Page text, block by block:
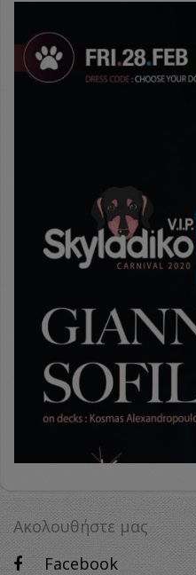
Ακολουθήστε μας
Facebook